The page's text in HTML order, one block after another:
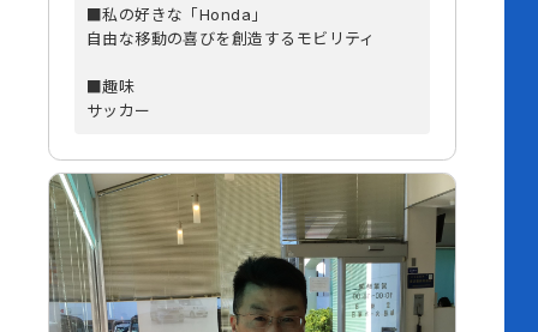
■私の好きな「Honda」
自由な移動の喜びを創造するモビリティ
■趣味
サッカー